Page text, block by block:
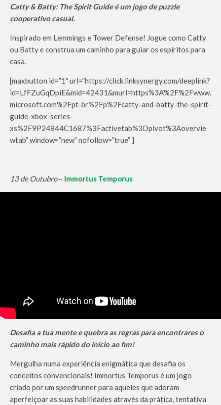
Catty & Batty: The Spirit Guide é um jogo de puzzle
cooperativo casual.
Inspirado em Lemmings e Tower Defense! Jogue como Catty
ou Batty e construa um caminho para guiar os espíritos para
casa.
[maxbutton id=”1″ url=”https://click.linksynergy.com/deeplink?
id=LfFZuGqDpiE&mid=42431&murl=https%3A%2F%2Fwww.
microsoft.com%2Fpt-br%2Fp%2Fcatty-and-batty-the-spirit-
guide-xbox-series-
xs%2F9P24844C1687%3Factivetab%3Dpivot%3Aovervie
wtab” window=”new” nofollow=”true” ]
13 de Outubro– Immortus Temporus
Desafia a tua mente e quebra as regras para encontrares o
caminho mais rápido do início ao fim!
Mergulha numa experiência enigmática que desafia os
conceitos convencionais! Immortus Temporus é um jogo
criado por um speedrunner para aqueles que adoram
aperfeiçoar as suas habilidades através da prática, tentativa